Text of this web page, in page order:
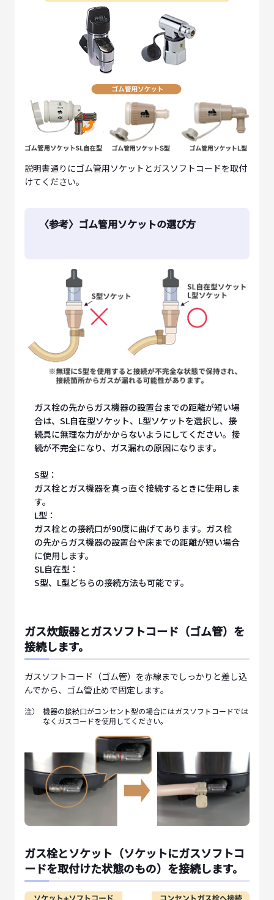
説明書通りにゴム管用ソケットとガスソフトコードを取付
けてください。
〈参考〉ゴム管用ソケットの選び方
ガス栓の先からガス機器の設置台までの距離が短い場
合は、SL自在型ソケット、L型ソケットを選択し、接
続具に無理な力がかからないようにしてください。接
続が不完全になり、ガス漏れの原因になります。
S型：
ガス栓とガス機器を真っ直ぐ接続するときに使用しま
す。
L型：
ガス栓との接続口が90度に曲げてあります。ガス栓
の先からガス機器の設置台や床までの距離が短い場合
に使用します。
SL自在型：
S型、L型どちらの接続方法も可能です。
ガス炊飯器とガスソフトコード（ゴム管）を
接続します。
ガスソフトコード（ゴム管）を赤線までしっかりと差し込
んでから、ゴム管止めで固定します。
注）
機器の接続口がコンセント型の場合にはガスソフトコードでは
なくガスコードを使用してください。
ガス栓とソケット（ソケットにガスソフトコ
ードを取付けた状態のもの）を接続します。